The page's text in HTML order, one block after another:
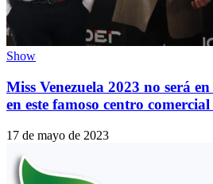
Show
Miss Venezuela 2023 no será
en este famoso centro
17 de mayo de 2023